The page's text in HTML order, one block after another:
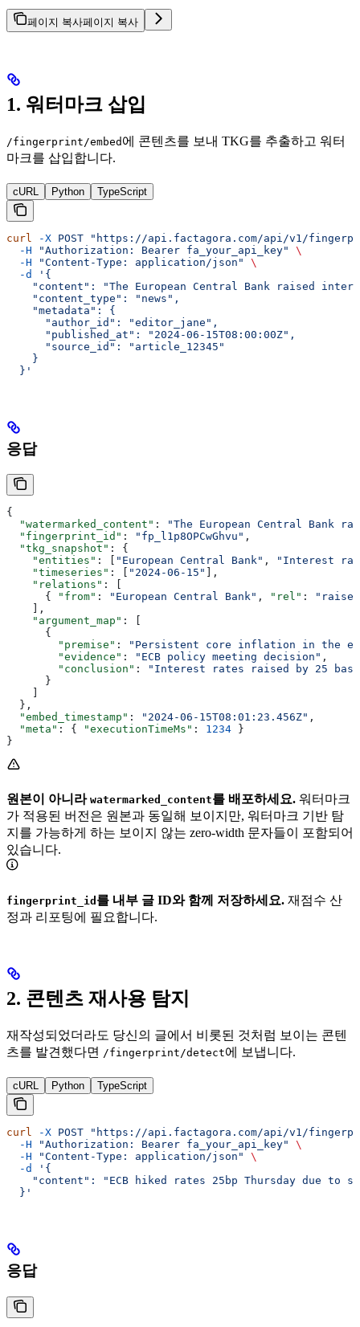
페이지 복사페이지 복사
1. 워터마크 삽입
/fingerprint/embed 에 콘텐츠를 보내 TKG를 추출하고 워터
마크를 삽입합니다.
cURL Python TypeScript
curl -X POST "https://api.factagora.com/api/v1/
  -H
"Authorization: Bearer fa_your_api_key"
\
  -H
"Content-Type: application/json"
\
  -d
'{
"content": "The European Central Bank raised
    "content_type": "news",
    "metadata": {
      "author_id": "editor_jane",
      "published_at": "2024-06-15T08:00:00Z",
      "source_id": "article_12345"
    }
  }'
응답
{
  "watermarked_content"
:
"The European Central
  "fingerprint_id"
: "fp_l1p8OPCwGhvu" ,
  "tkg_snapshot"
: {
    "entities"
: [ "European Central Bank" ,
"Interest
    "timeseries"
: [ "2024-06-15"
],
    "relations"
: [
      {
"from" : "European Central Bank" , "rel" :
    ],
    "argument_map"
: [
      {
        "premise"
:
"Persistent core inflation in the
        "evidence"
: "ECB policy meeting decision" ,
        "conclusion"
:
"Interest rates raised by 25
      }
  },
  "embed_timestamp"
: "2024-06-15T08:01:23.456Z" ,
  "meta"
: { "executionTimeMs" : 1234 }
}
원본이 아니라 watermarked_content를 배포하세요. 워터마크
가 적용된 버전은 원본과 동일해 보이지만, 워터마크 기반 탐
지를 가능하게 하는 보이지 않는 zero-width 문자들이 포함되어
있습니다.
fingerprint_id 를 내부 글 ID와 함께 저장하세요. 재점수 산
정과 리포팅에 필요합니다.
2. 콘텐츠 재사용 탐지
재작성되었더라도 당신의 글에서 비롯된 것처럼 보이는 콘텐
츠를 발견했다면 /fingerprint/detect에 보냅니다.
cURL Python TypeScript
curl -X POST "https://api.factagora.com/api/v1/
  -H
"Authorization: Bearer fa_your_api_key"
\
  -H
"Content-Type: application/json"
\
  -d
'{
"content": "ECB hiked rates 25bp Thursday due to
  }'
응답